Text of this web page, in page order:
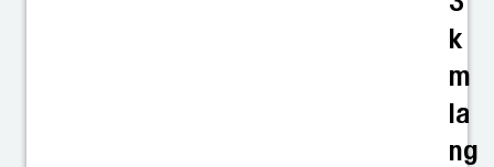
k
m
la
ng